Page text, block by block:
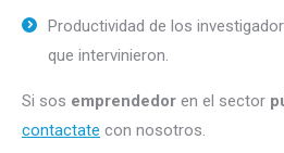
Productividad de los
que intervinieron.
Si sos emprendedor en el sector
contactate con nosotros.